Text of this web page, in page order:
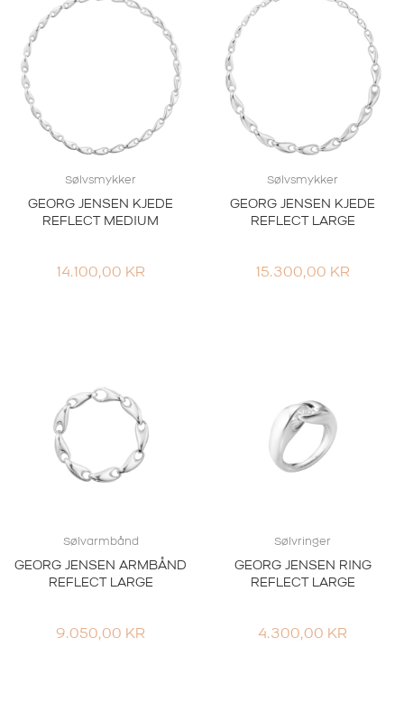
Sølvsmykker
GEORG JENSEN KJEDE
REFLECT MEDIUM
14.100,00 KR
Sølvsmykker
GEORG JENSEN KJEDE
REFLECT LARGE
15.300,00 KR
Sølvarmbånd
GEORG JENSEN ARMBÅND
REFLECT LARGE
9.050,00 KR
Sølvringer
GEORG JENSEN RING
REFLECT LARGE
4.300,00 KR